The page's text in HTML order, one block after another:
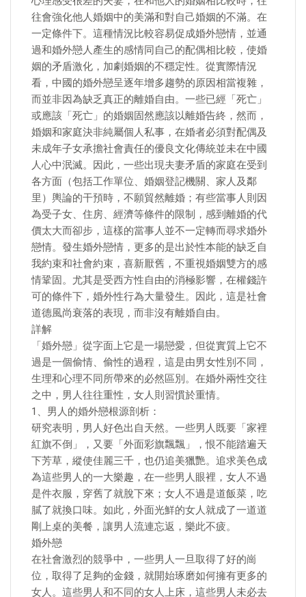
往會強化他人婚姻中的美滿和對自己婚姻的不滿。在
一定條件下。這種情況比較容易促成婚外戀情，並通
過和婚外戀人產生的感情同自己的配偶相比較，使婚
姻的矛盾激化，加劇婚姻的不穩定性。從實際情況
看，中國的婚外戀呈逐年增多趨勢的原因相當複雜，
而並非因為缺乏真正的離婚自由。一些已經「死亡」
或應該「死亡」的婚姻固然應該以離婚告終，然而，
婚姻和家庭決非純屬個人私事，在婚者必須對配偶及
未成年子女承擔社會責任的優良文化傳統並未在中國
人心中泯滅。因此，一些出現夫妻矛盾的家庭在受到
各方面（包括工作單位、婚姻登記機關、家人及鄰
里）輿論的干預時，不願貿然離婚；有些當事人則因
為受子女、住房、經濟等條件的限制，感到離婚的代
價太大而卻步，這樣的當事人並不一定轉而尋求婚外
戀情。發生婚外戀情，更多的是出於性本能的缺乏自
我約束和社會約束，喜新厭舊，不重視婚姻雙方的感
情鞏固。尤其是受西方性自由的消極影響，在權錢許
可的條件下，婚外性行為大量發生。因此，這是社會
道德風尚衰落的表現，而非沒有離婚自由。
詳解
「婚外戀」從字面上它是一場戀愛，但從實質上它不
過是一個偷情、偷性的過程，這是由男女性別不同，
生理和心理不同所帶來的必然區別。在婚外兩性交往
之中，男人往往重性，女人則習慣於重情。
1、男人的婚外戀根源剖析：
研究表明，男人好色出自天然。一些男人既要「家裡
紅旗不倒」，又要「外面彩旗飄飄」，恨不能踏遍天
下芳草，縱使佳麗三千，也仍追美獵艷。追求美色成
為這些男人的一大樂趣，在一些男人眼裡，女人不過
是件衣服，穿舊了就脫下來；女人不過是道飯菜，吃
膩了就換口味。如此，外面光鮮的女人就成了一道道
剛上桌的美餐，讓男人流連忘返，樂此不疲。
婚外戀
在社會激烈的競爭中，一些男人一旦取得了好的崗
位，取得了足夠的金錢，就開始琢磨如何擁有更多的
女人。這些男人和不同的女人上床，這些男人未必去